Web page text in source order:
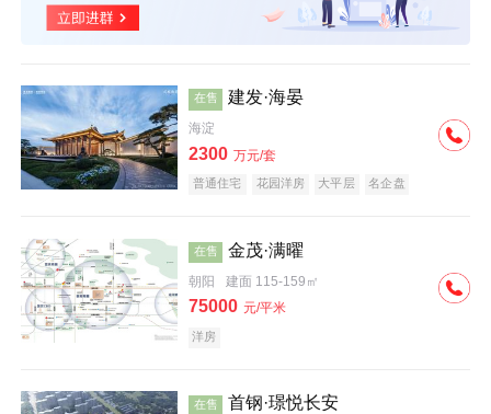
在售 建发·海晏
海淀
2300 万元/套
普通住宅 花园洋房 大平层
名企盘
在售 金茂·满曜
朝阳 建面 115-159㎡
75000 元/平米
洋房
在售 首钢·璟悦长安